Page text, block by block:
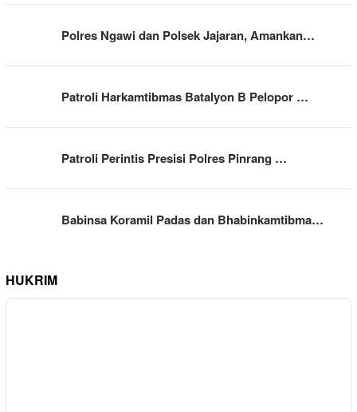
Polres Ngawi dan Polsek Jajaran, Amankan…
Patroli Harkamtibmas Batalyon B Pelopor …
Patroli Perintis Presisi Polres Pinrang …
Babinsa Koramil Padas dan Bhabinkamtibma…
HUKRIM